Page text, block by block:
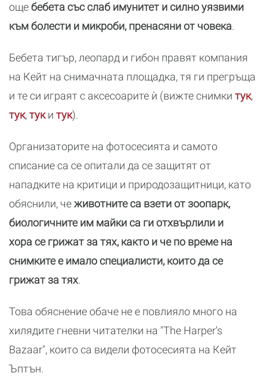
ощебебета със слаб имунитет и силно уязвими
към болести и микроби, пренасяни от човека.
Бебета тигър, леопард и гибон правят компания
на Кейт на снимачната площадка, тя ги прегръща
и те си играят с аксесоарите ѝ (вижте снимки тук,
тук,туки тук).
Организаторите на фотосесията и самото
списание са се опитали да се защитят от
нападките на критици и природозащитници, като
обяснили, чеживотните са взети от зоопарк,
биологичните им майки са ги отхвърлили и
хора се грижат за тях, както и че по време на
снимките е имало специалисти, които да се
грижат за тях.
Това обяснение обаче не е повлияло много на
хилядите гневни читателки на "The Harper's
Bazaar", които са видели фотосесията на Кейт
Ъптън.